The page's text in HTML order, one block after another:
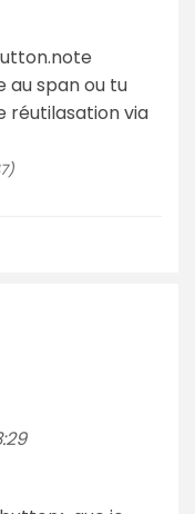
span ou tu
réutilasation via